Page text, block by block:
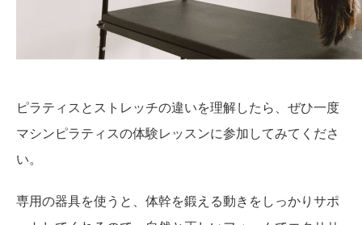
ピラティスとストレッチの違いを理解したら、ぜひ一度
マシンピラティスの体験レッスンに参加してみてくださ
い。
専用の器具を使うと、体幹を鍛える動きをしっかりサポ